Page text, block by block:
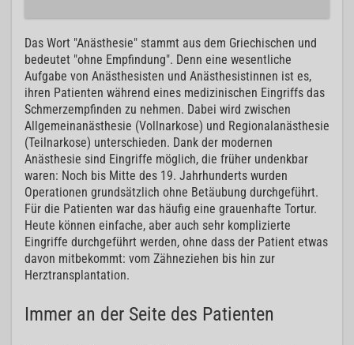
Das Wort "Anästhesie" stammt aus dem Griechischen und
bedeutet "ohne Empfindung". Denn eine wesentliche
Aufgabe von Anästhesisten und Anästhesistinnen ist es,
ihren Patienten während eines medizinischen Eingriffs das
Schmerzempfinden zu nehmen. Dabei wird zwischen
Allgemeinanästhesie (Vollnarkose) und Regionalanästhesie
(Teilnarkose) unterschieden. Dank der modernen
Anästhesie sind Eingriffe möglich, die früher undenkbar
waren: Noch bis Mitte des 19. Jahrhunderts wurden
Operationen grundsätzlich ohne Betäubung durchgeführt.
Für die Patienten war das häufig eine grauenhafte Tortur.
Heute können einfache, aber auch sehr komplizierte
Eingriffe durchgeführt werden, ohne dass der Patient etwas
davon mitbekommt: vom Zähneziehen bis hin zur
Herztransplantation.
Immer an der Seite des Patienten